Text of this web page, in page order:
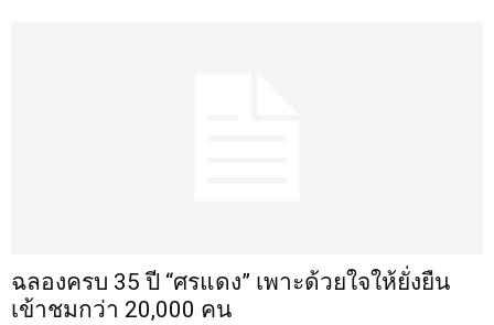
ฉลองครบ 35 ปี “ศรแดง” เพาะด้วยใจให้ยั่งยืน
เข้าชมกว่า 20,000 คน